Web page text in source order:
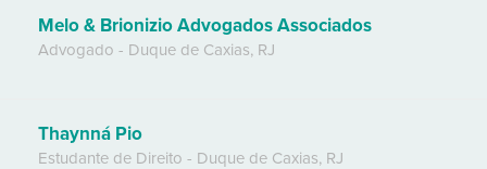
Melo & Brionizio Advogados Associados
Advogado - Duque de Caxias, RJ
Thaynná Pio
Estudante de Direito - Duque de Caxias, RJ